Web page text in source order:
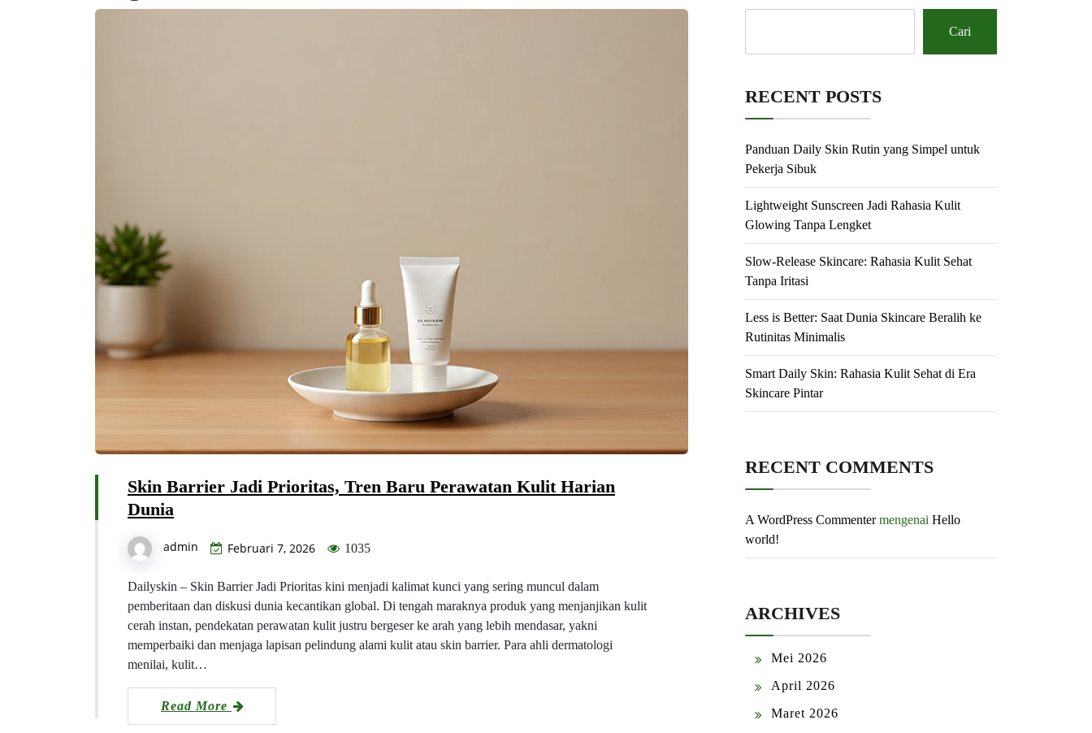
Skin Barrier Jadi Prioritas, Tren Baru Perawatan Kulit Harian
Dunia
admin Februari 7, 2026 1035
Dailyskin – Skin Barrier Jadi Prioritas kini menjadi kalimat kunci yang sering muncul dalam
pemberitaan dan diskusi dunia kecantikan global. Di tengah maraknya produk yang menjanjikan kulit
cerah instan, pendekatan perawatan kulit justru bergeser ke arah yang lebih mendasar, yakni
memperbaiki dan menjaga lapisan pelindung alami kulit atau skin barrier. Para ahli dermatologi
menilai, kulit…
Read More
Cari
RECENT POSTS
Panduan Daily Skin Rutin yang Simpel untuk
Pekerja Sibuk
Lightweight Sunscreen Jadi Rahasia Kulit
Glowing Tanpa Lengket
Slow-Release Skincare: Rahasia Kulit Sehat
Tanpa Iritasi
Less is Better: Saat Dunia Skincare Beralih ke
Rutinitas Minimalis
Smart Daily Skin: Rahasia Kulit Sehat di Era
Skincare Pintar
RECENT COMMENTS
A WordPress Commentermengenai Hello
world!
ARCHIVES
Mei 2026
April 2026
Maret 2026